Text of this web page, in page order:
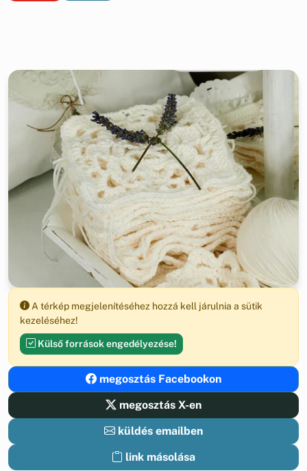
A térkép megjelenítéséhez hozzá kell járulnia a sütik
kezeléséhez!
Külső források engedélyezése!
megosztás Facebookon
megosztás X-en
küldés emailben
link másolása